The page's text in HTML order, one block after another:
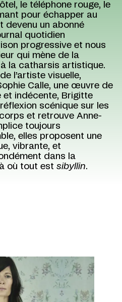
le téléphone rouge, le
pour échapper au
devenu un abonné
quotidien
progressive et nous
qui mène de la
la catharsis artistique.
de l’artiste visuelle,
Calle, une œuvre de
et indécente, Brigitte
scénique sur les
et retrouve Anne-
toujours
elles proposent une
vibrante, et
dans la
où tout est sibyllin.